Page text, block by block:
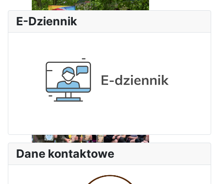
Dni Leśmianowskie 2026
I Olimpiada Klas Mundurowych
E-Dziennik
Dane kontaktowe